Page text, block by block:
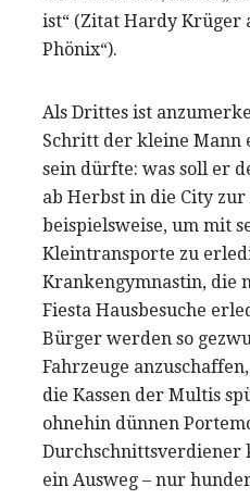
ist“ (Zitat Hardy Krüger
Phönix“).
Als Drittes ist
Schritt der kleine Mann
sein dürfte: was soll er
ab Herbst in die City
beispielsweise, um mit
Kleintransporte zu
Krankengymnastin, die
Fiesta Hausbesuche
Bürger werden so
Fahrzeuge
die Kassen der Multis
ohnehin dünnen
Durchschnittsverdiener
ein Ausweg – nur